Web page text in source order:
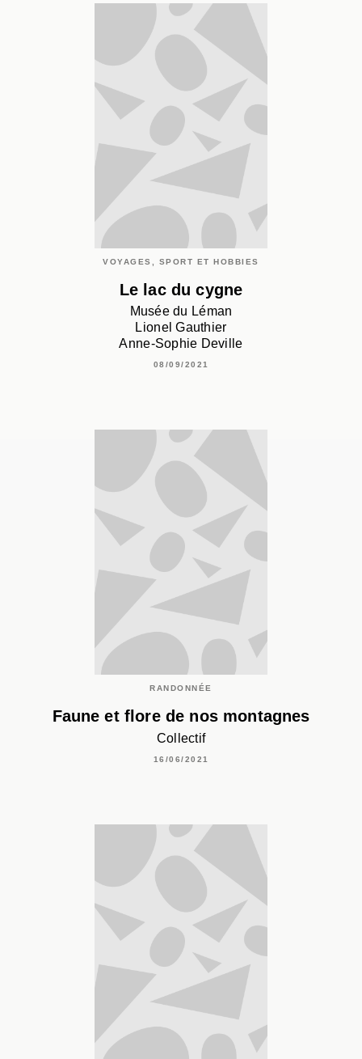
VOYAGES, SPORT ET HOBBIES
Le lac du cygne
Musée du Léman
Lionel Gauthier
Anne-Sophie Deville
08/09/2021
RANDONNÉE
Faune et flore de nos montagnes
Collectif
16/06/2021